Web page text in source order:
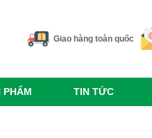
Giao hàng toàn quốc
PHẨM TIN TỨC